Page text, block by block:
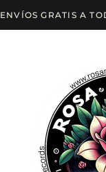
ENVÍOS GRATIS A